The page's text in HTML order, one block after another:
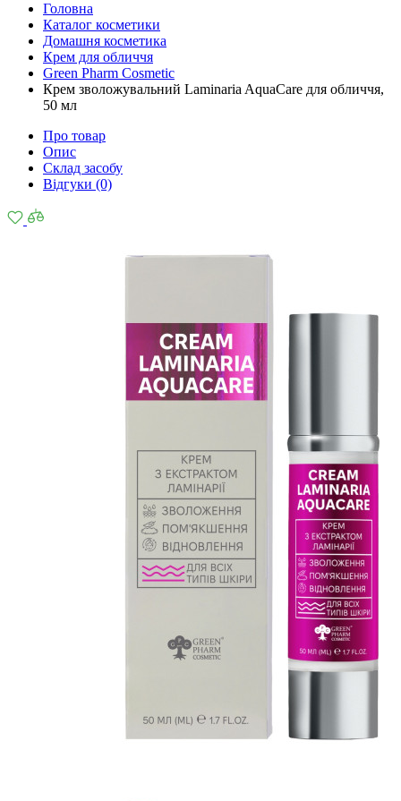
Головна
Каталог косметики
Домашня косметика
Крем для обличчя
Green Pharm Cosmetic
Крем зволожувальний Laminaria AquaCare для обличчя,
50 мл
Про товар
Опис
Склад засобу
Відгуки (0)